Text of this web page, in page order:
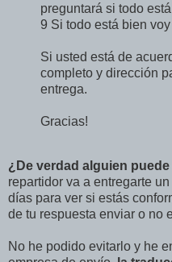
preguntará si todo
9 Si todo está bien
Si usted está de
completo y dirección
entrega.
Gracias!
¿ De verdad alguien
repartidor va a entregarte
días para ver si estás
de tu respuesta enviar o no
No he podido evitarlo y he